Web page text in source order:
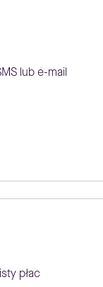
lub e-mail
płac